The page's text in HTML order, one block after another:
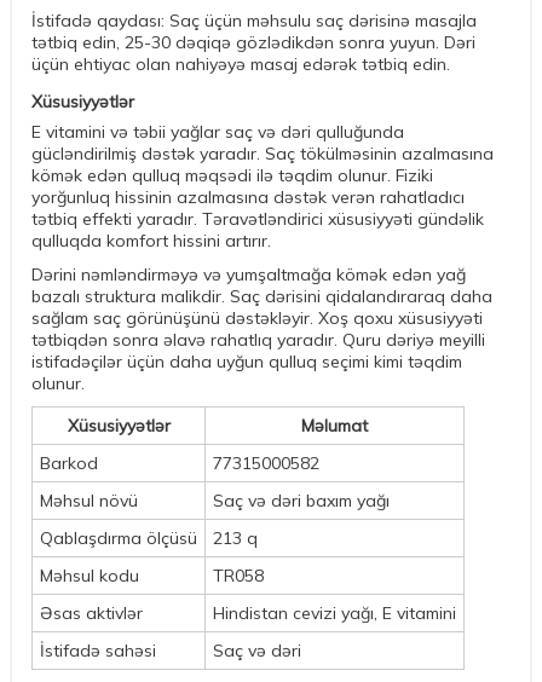
İstifadə qaydası: Saç üçün məhsulu saç dərisinə masajla
tətbiq edin, 25-30 dəqiqə gözlədikdən sonra yuyun. Dəri
üçün ehtiyac olan nahiyəyə masaj edərək tətbiq edin.
Xüsusiyyətlər
E vitamini və təbii yağlar saç və dəri qulluğunda
gücləndirilmiş dəstək yaradır. Saç tökülməsinin azalmasına
kömək edən qulluq məqsədi ilə təqdim olunur. Fiziki
yorğunluq hissinin azalmasına dəstək verən rahatladıcı
tətbiq effekti yaradır. Təravətləndirici xüsusiyyəti gündəlik
qulluqda komfort hissini artırır.
Dərini nəmləndirməyə və yumşaltmağa kömək edən yağ
bazalı struktura malikdir. Saç dərisini qidalandıraraq daha
sağlam saç görünüşünü dəstəkləyir. Xoş qoxu xüsusiyyəti
tətbiqdən sonra əlavə rahatlıq yaradır. Quru dəriyə meyilli
istifadəçilər üçün daha uyğun qulluq seçimi kimi təqdim
olunur.
Xüsusiyyətlər
Məlumat
Barkod
77315000582
Məhsul növü
Saç və dəri baxım yağı
Qablaşdırma ölçüsü
213 q
Məhsul kodu
TR058
Əsas aktivlər
Hindistan cevizi yağı, E vitamini
İstifadə sahəsi
Saç və dəri